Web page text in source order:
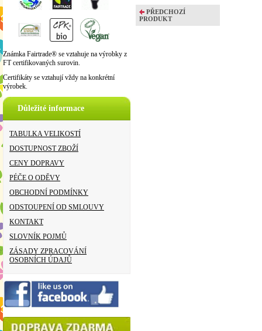
Známka Fairtrade® se vztahuje na výrobky z
FT certifikovaných surovin.
Certifikáty se vztahují vždy na konkrétní
výrobek.
Důležité informace
TABULKA VELIKOSTÍ
DOSTUPNOST ZBOŽÍ
CENY DOPRAVY
PÉČE O ODĚVY
OBCHODNÍ PODMÍNKY
ODSTOUPENÍ OD SMLOUVY
KONTAKT
SLOVNÍK POJMŮ
ZÁSADY ZPRACOVÁNÍ
OSOBNÍCH ÚDAJŮ
PŘEDCHOZÍ
PRODUKT